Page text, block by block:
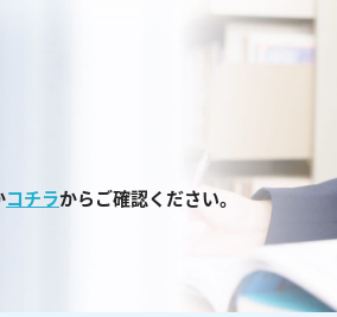
コチラからご確認ください。